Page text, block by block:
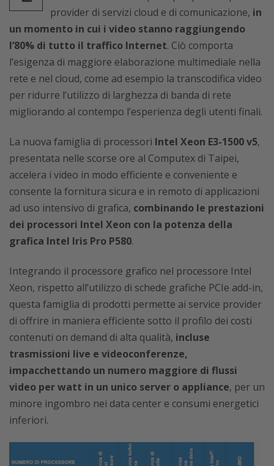
provider di servizi cloud e di comunicazione, in
un momento in cui i video stanno raggiungendo
l’80% di tutto il traffico Internet. Ciò comporta
l’esigenza di maggiore elaborazione multimediale nella
rete e nel cloud, come ad esempio la transcodifica video
per ridurre l’utilizzo di larghezza di banda di rete
migliorando al contempo l’esperienza degli utenti finali.
La nuova famiglia di processori Intel Xeon E3-1500 v5,
presentata nelle scorse ore al Computex di Taipei,
accelera i video in modo efficiente e conveniente e
consente la fornitura sicura e in remoto di applicazioni
ad uso intensivo di grafica, combinando le prestazioni
dei processori Intel Xeon con la potenza della
grafica Intel Iris Pro P580.
Integrando il processore grafico nel processore Intel
Xeon, rispetto all’utilizzo di schede grafiche PCIe add-in,
questa famiglia di prodotti permette ai service provider
di offrire in maniera efficiente sotto il profilo dei costi
contenuti on demand di alta qualità, incluse
trasmissioni live e videoconferenze,
impacchettando un numero maggiore di flussi
video per watt in un unico server o appliance, per un
minore ingombro nei data center e consumi energetici
inferiori.